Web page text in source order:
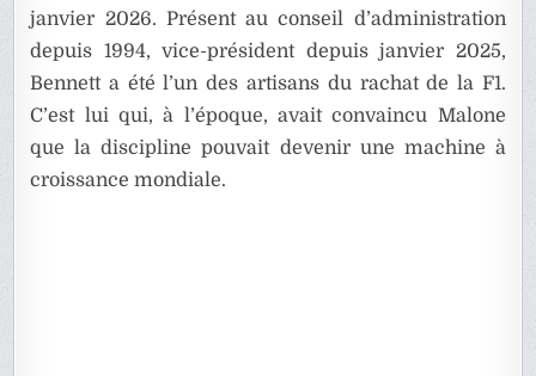
janvier 2026. Présent au conseil d’administration
depuis 1994, vice-président depuis janvier 2025,
Bennett a été l’un des artisans du rachat de la F1.
C’est lui qui, à l’époque, avait convaincu Malone
que la discipline pouvait devenir une machine à
croissance mondiale.